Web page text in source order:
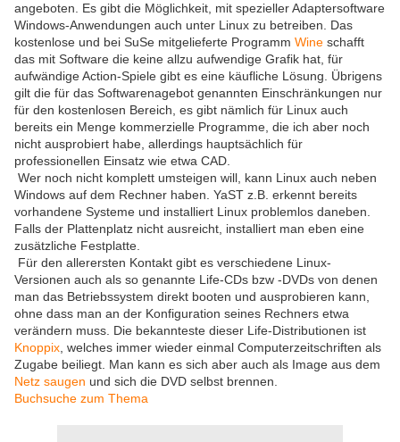
angeboten. Es gibt die Möglichkeit, mit spezieller Adaptersoftware
Windows-Anwendungen auch unter Linux zu betreiben. Das
kostenlose und bei SuSe mitgelieferte Programm Wine schafft
das mit Software die keine allzu aufwendige Grafik hat, für
aufwändige Action-Spiele gibt es eine käufliche Lösung. Übrigens
gilt die für das Softwarenagebot genannten Einschränkungen nur
für den kostenlosen Bereich, es gibt nämlich für Linux auch
bereits ein Menge kommerzielle Programme, die ich aber noch
nicht ausprobiert habe, allerdings hauptsächlich für
professionellen Einsatz wie etwa CAD.
Wer noch nicht komplett umsteigen will, kann Linux auch neben
Windows auf dem Rechner haben. YaST z.B. erkennt bereits
vorhandene Systeme und installiert Linux problemlos daneben.
Falls der Plattenplatz nicht ausreicht, installiert man eben eine
zusätzliche Festplatte.
Für den allerersten Kontakt gibt es verschiedene Linux-
Versionen auch als so genannte Life-CDs bzw -DVDs von denen
man das Betriebssystem direkt booten und ausprobieren kann,
ohne dass man an der Konfiguration seines Rechners etwa
verändern muss. Die bekannteste dieser Life-Distributionen ist
Knoppix , welches immer wieder einmal Computerzeitschriften als
Zugabe beiliegt. Man kann es sich aber auch als Image aus dem
Netz saugen und sich die DVD selbst brennen.
Buchsuche zum Thema